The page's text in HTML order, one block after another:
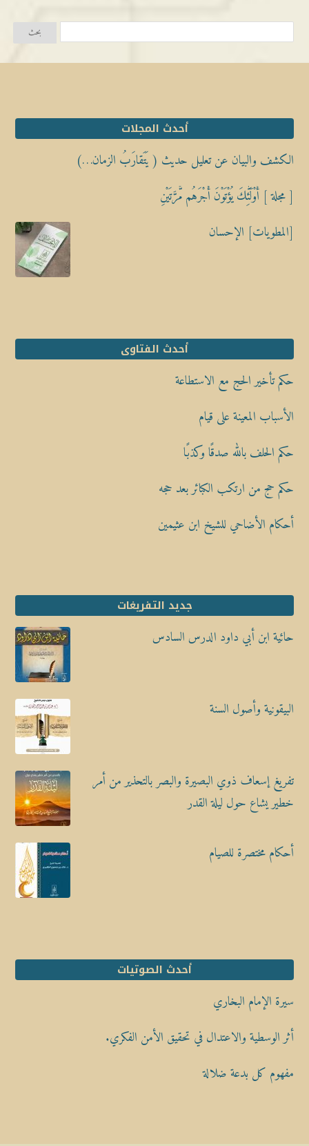
أحدث المجلات
الكشف والبيان عن تعليل حديث ( يَتَقارَبُ الزمان…)
[ مجلة ] أُوْلَٰٓئِكَ يُؤْتَوْنَ أَجْرَهُم مَّرَّتَيْنِ
[المطويات] الإحسان
أحدث الفتاوى
حكم تأخير الحج مع الاستطاعة
الأسباب المعينة على قيام
حكم الحلف بالله صدقًا وكذبًا
حكم حج من ارتكب الكبائر بعد حجه
أحكام الأضاحي للشيخ ابن عثيمين
جديد التفريغات
حائية ابن أبي داود الدرس السادس
البيقونية وأصول السنة
تفريغ إسعاف ذوي البصيرة والبصر بالتحذير من أمر
خطير يشاع حول ليلة القدر
أحكام مختصرة للصيام
أحدث الصوتيات
سيرة الإمام البخاري
أثر الوسطية والاعتدال في تحقيق الأمن الفكري.
مفهوم كل بدعة ضلالة